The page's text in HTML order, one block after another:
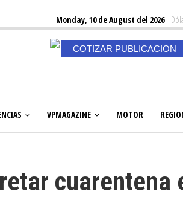
Monday, 10 de August del 2026
COTIZAR PUBLICACION
VPMAGAZINE MOTOR
cuarentena